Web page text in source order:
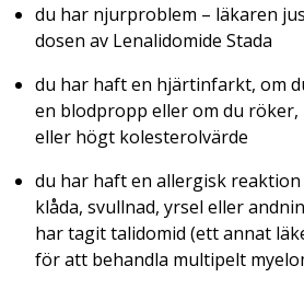
du har njurproblem – läkaren
dosen av Lenalidomide Stada
du har haft en hjärtinfarkt, om
en blodpropp eller om du
eller högt kolesterolvärde
du har haft en allergisk
klåda, svullnad, yrsel eller
har tagit talidomid (ett annat
för att behandla multipelt